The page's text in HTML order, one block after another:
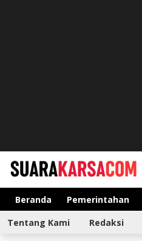
suarakarsa.com
Informasi terpercaya
Beranda Pemerintahan
Tentang Kami
Redaksi